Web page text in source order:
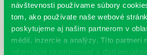
návštevnosti používame súbory
tom, ako používate naše webové
poskytujeme aj našim partnerom v
médií, inzercie a analýzy. Títo partneri
informácie skombinovať s ďalšími